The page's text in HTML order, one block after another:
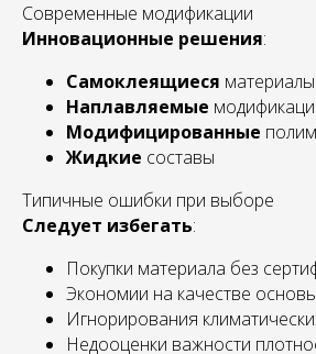
Современные модификации
Инновационные решения:
Самоклеящиеся материалы
Наплавляемые
Модифицированные
Жидкие составы
Типичные ошибки при выборе
Следует избегать:
Покупки материала без
Экономии на качестве основы
Игнорирования
Недооценки важности